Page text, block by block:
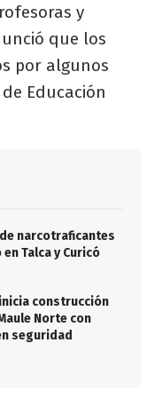
y
que los
por algunos
Educación
narcotraficantes
Talca y Curicó
construcción
Norte con
seguridad